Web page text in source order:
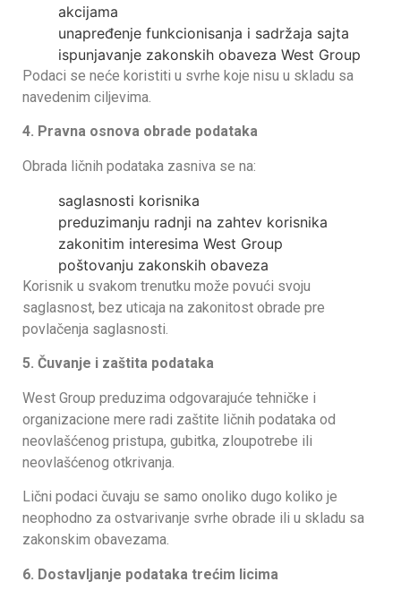
akcijama
unapređenje funkcionisanja i sadržaja sajta
ispunjavanje zakonskih obaveza West Group
Podaci se neće koristiti u svrhe koje nisu u skladu sa
navedenim ciljevima.
4. Pravna osnova obrade podataka
Obrada ličnih podataka zasniva se na:
saglasnosti korisnika
preduzimanju radnji na zahtev korisnika
zakonitim interesima West Group
poštovanju zakonskih obaveza
Korisnik u svakom trenutku može povući svoju
saglasnost, bez uticaja na zakonitost obrade pre
povlačenja saglasnosti.
5. Čuvanje i zaštita podataka
West Group preduzima odgovarajuće tehničke i
organizacione mere radi zaštite ličnih podataka od
neovlašćenog pristupa, gubitka, zloupotrebe ili
neovlašćenog otkrivanja.
Lični podaci čuvaju se samo onoliko dugo koliko je
neophodno za ostvarivanje svrhe obrade ili u skladu sa
zakonskim obavezama.
6. Dostavljanje podataka trećim licima